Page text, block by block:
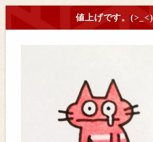
値上げです。(>_<)